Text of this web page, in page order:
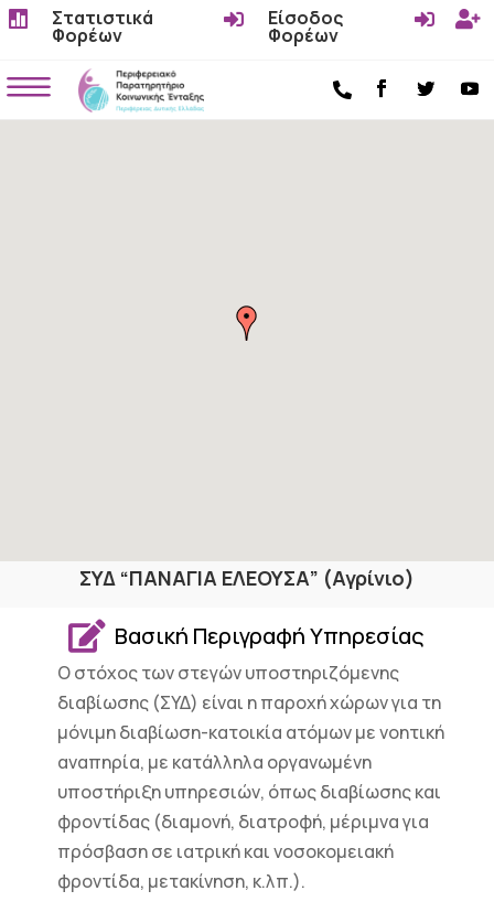
 Στατιστικά
Φορέων
 Είσοδος
Φορέων
 

ΣΥΔ “ΠΑΝΑΓΙΑ ΕΛΕΟΥΣΑ” (Αγρίνιο)
 Βασική Περιγραφή Υπηρεσίας
Ο στόχος των στεγών υποστηριζόμενης
διαβίωσης (ΣΥΔ) είναι η παροχή χώρων για τη
μόνιμη διαβίωση-κατοικία ατόμων με νοητική
αναπηρία, με κατάλληλα οργανωμένη
υποστήριξη υπηρεσιών, όπως διαβίωσης και
φροντίδας (διαμονή, διατροφή, μέριμνα για
πρόσβαση σε ιατρική και νοσοκομειακή
φροντίδα, μετακίνηση, κ.λπ.).